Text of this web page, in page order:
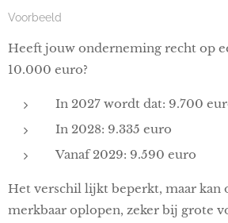
Voorbeeld
Heeft jouw onderneming recht op
10.000 euro?
In 2027 wordt dat: 9.700
In 2028: 9.335 euro
Vanaf 2029: 9.590 euro
Het verschil lijkt beperkt, maar kan
merkbaar oplopen, zeker bij grote